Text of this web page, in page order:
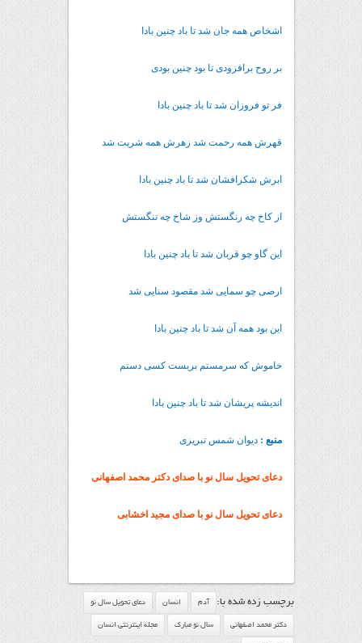
اشخاص همه جان شد تا باد چنین بادا
بر روح برافزودی تا بود چنین بودی
فر تو فروزان شد تا باد چنین بادا
قهرش همه رحمت شد زهرش همه شربت شد
ابرش شکرافشان شد تا باد چنین بادا
از کاخ چه رنگستش وز شاخ چه تنگستش
این گاو چو قربان شد تا باد چنین بادا
ارضی چو سمایی شد مقصود سنایی شد
این بود همه آن شد تا باد چنین بادا
خاموش که سرمستم بربست کسی دستم
اندیشه پریشان شد تا باد چنین بادا
منبع : دیوان شمس تبریزی
دعای تحویل سال نو با صدای دکتر محمد اصفهانی
دعای تحویل سال نو با صدای مجید اخشابی
برچسب زده شده با: آدم انسان دعاي تحويل سال نو
دكتر محمد اصفهاني سال نو مبارک مجله اینترنتی انسان